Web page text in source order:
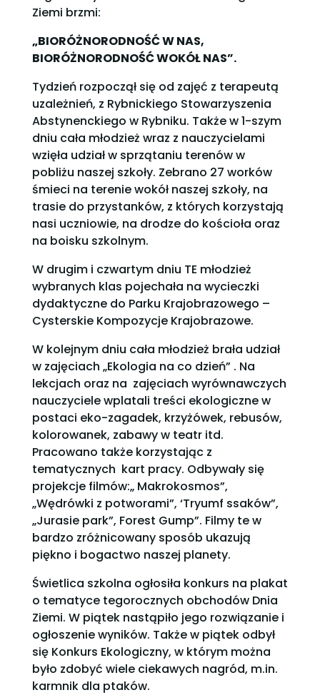
Ziemi brzmi:
„BIORÓŻNORODNOŚĆ W NAS,
BIORÓŻNORODNOŚĆ WOKÓŁ NAS”.
Tydzień rozpoczął się od zajęć z terapeutą
uzależnień, z Rybnickiego Stowarzyszenia
Abstynenckiego w Rybniku. Także w 1-szym
dniu cała młodzież wraz z nauczycielami
wzięła udział w sprzątaniu terenów w
pobliżu naszej szkoły. Zebrano 27 worków
śmieci na terenie wokół naszej szkoły, na
trasie do przystanków, z których korzystają
nasi uczniowie, na drodze do kościoła oraz
na boisku szkolnym.
W drugim i czwartym dniu TE młodzież
wybranych klas pojechała na wycieczki
dydaktyczne do Parku Krajobrazowego –
Cysterskie Kompozycje Krajobrazowe.
W kolejnym dniu cała młodzież brała udział
w zajęciach „Ekologia na co dzień” . Na
lekcjach oraz na zajęciach wyrównawczych
nauczyciele wplatali treści ekologiczne w
postaci eko-zagadek, krzyżówek, rebusów,
kolorowanek, zabawy w teatr itd.
Pracowano także korzystając z
tematycznych kart pracy. Odbywały się
projekcje filmów:„ Makrokosmos”,
„Wędrówki z potworami”, ‘Tryumf ssaków”,
„Jurasie park”, Forest Gump”. Filmy te w
bardzo zróżnicowany sposób ukazują
piękno i bogactwo naszej planety.
Świetlica szkolna ogłosiła konkurs na plakat
o tematyce tegorocznych obchodów Dnia
Ziemi. W piątek nastąpiło jego rozwiązanie i
ogłoszenie wyników. Także w piątek odbył
się Konkurs Ekologiczny, w którym można
było zdobyć wiele ciekawych nagród, m.in.
karmnik dla ptaków.